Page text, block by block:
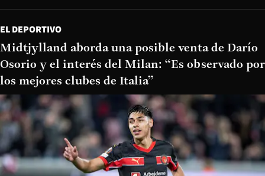
EL DEPORTIVO
Midtjylland aborda una posible venta de Darío
Osorio y el interés del Milan: “Es observado por
los mejores clubes de Italia”